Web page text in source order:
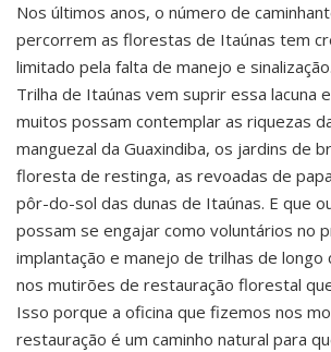
Nos últimos anos, o número de
percorrem as florestas de Itaúnas tem
limitado pela falta de manejo e
Trilha de Itaúnas vem suprir essa lacuna
muitos possam contemplar as riquezas
manguezal da Guaxindiba, os jardins de
floresta de restinga, as revoadas de
pôr-do-sol das dunas de Itaúnas. E que
possam se engajar como voluntários no
implantação e manejo de trilhas de longo
nos mutirões de restauração florestal
Isso porque a oficina que fizemos nos
restauração é um caminho natural para